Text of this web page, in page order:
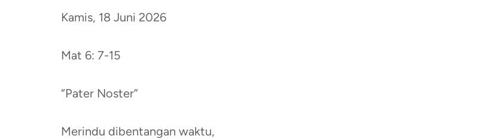
Kamis, 18 Juni 2026
Mat 6: 7-15
“Pater Noster”
Merindu dibentangan waktu,